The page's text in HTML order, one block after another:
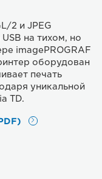
2 и JPEG
на тихом, но
imagePROGRAF
оборудован
печать
уникальной
TD.